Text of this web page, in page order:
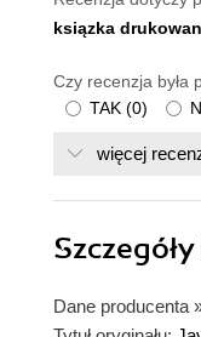
ksiązka
Czy recenzja była
TAK (0)
więcej
Szczegóły
Dane producenta